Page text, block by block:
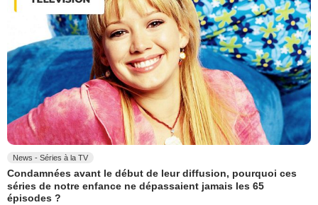
News - Séries à la TV
Condamnées avant le début de leur diffusion, pourquoi ces
séries de notre enfance ne dépassaient jamais les 65
épisodes ?